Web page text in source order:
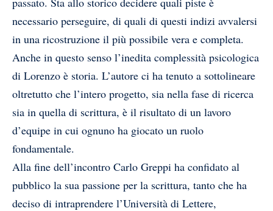
necessario perseguire, di quali di questi indizi avvalersi
in una ricostruzione il più possibile vera e completa.
Anche in questo senso l’inedita complessità psicologica
di Lorenzo è storia. L’autore ci ha tenuto a sottolineare
oltretutto che l’intero progetto, sia nella fase di ricerca
sia in quella di scrittura, è il risultato di un lavoro
d’equipe in cui ognuno ha giocato un ruolo
fondamentale.
Alla fine dell’incontro Carlo Greppi ha confidato al
pubblico la sua passione per la scrittura, tanto che ha
deciso di intraprendere l’Università di Lettere,